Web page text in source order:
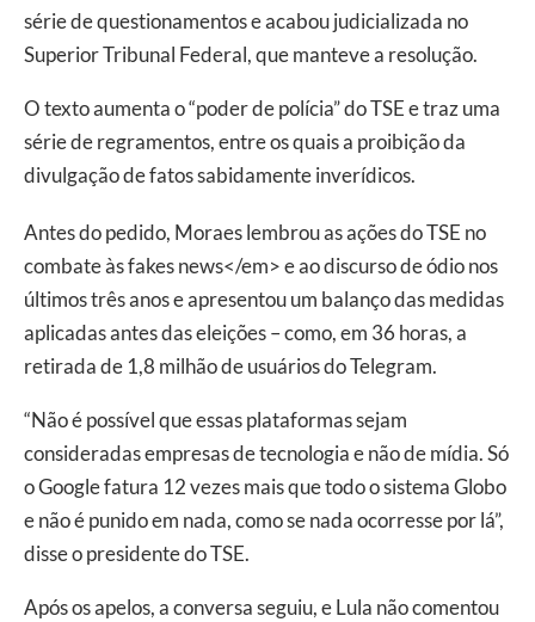
série de questionamentos e acabou judicializada no
Superior Tribunal Federal, que manteve a resolução.
O texto aumenta o “poder de polícia” do TSE e traz uma
série de regramentos, entre os quais a proibição da
divulgação de fatos sabidamente inverídicos.
Antes do pedido, Moraes lembrou as ações do TSE no
combate às fakes news</em> e ao discurso de ódio nos
últimos três anos e apresentou um balanço das medidas
aplicadas antes das eleições – como, em 36 horas, a
retirada de 1,8 milhão de usuários do Telegram.
“Não é possível que essas plataformas sejam
consideradas empresas de tecnologia e não de mídia. Só
o Google fatura 12 vezes mais que todo o sistema Globo
e não é punido em nada, como se nada ocorresse por lá”,
disse o presidente do TSE.
Após os apelos, a conversa seguiu, e Lula não comentou